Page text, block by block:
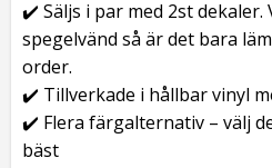
✔️ Säljs i par med 2st dekaler.
spegelvänd så är det bara
order.
✔️ Tillverkade i hållbar vinyl
✔️ Flera färgalternativ – välj
bäst